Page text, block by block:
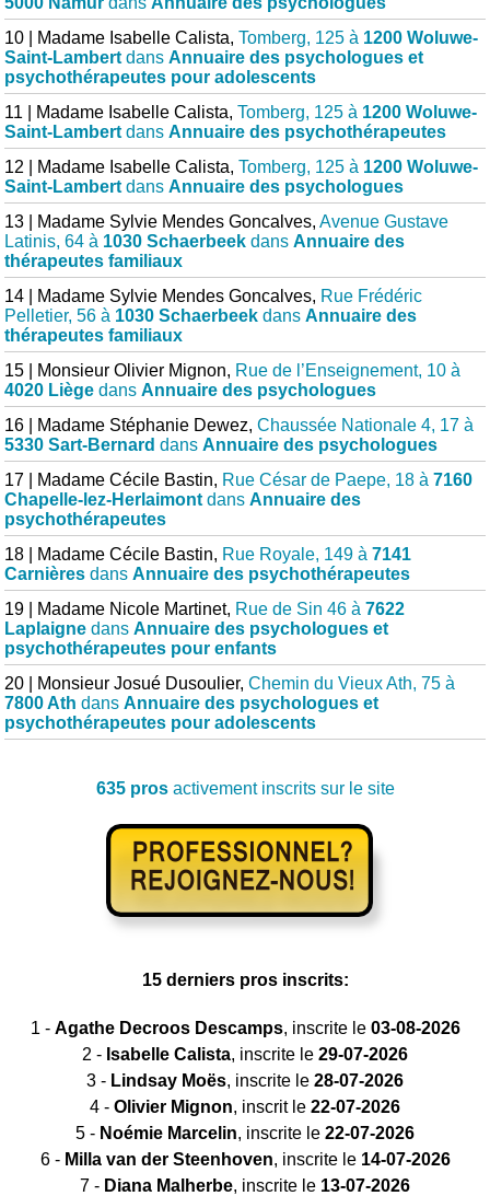
10 | Madame Isabelle Calista,Tomberg, 125 à 1200 Woluwe-
Saint-Lambert dansAnnuaire des psychologues et
psychothérapeutes pour adolescents
11 | Madame Isabelle Calista,Tomberg, 125 à 1200 Woluwe-
Saint-Lambert dansAnnuaire des psychothérapeutes
12 | Madame Isabelle Calista,Tomberg, 125 à 1200 Woluwe-
Saint-Lambert dansAnnuaire des psychologues
13 | Madame Sylvie Mendes Goncalves,Avenue Gustave
Latinis, 64 à 1030 Schaerbeek dansAnnuaire des
thérapeutes familiaux
14 | Madame Sylvie Mendes Goncalves, Rue Frédéric
Pelletier, 56 à 1030 Schaerbeek dansAnnuaire des
thérapeutes familiaux
15 | Monsieur Olivier Mignon, Rue de l’Enseignement, 10 à
4020 Liège dansAnnuaire des psychologues
16 | Madame Stéphanie Dewez,Chaussée Nationale 4, 17 à
5330 Sart-Bernard dansAnnuaire des psychologues
17 | Madame Cécile Bastin, Rue César de Paepe, 18 à7160
Chapelle-lez-Herlaimont dansAnnuaire des
psychothérapeutes
18 | Madame Cécile Bastin, Rue Royale, 149 à7141
Carnières dansAnnuaire des psychothérapeutes
19 | Madame Nicole Martinet, Rue de Sin 46 à7622
Laplaigne dansAnnuaire des psychologues et
psychothérapeutes pour enfants
20 | Monsieur Josué Dusoulier,Chemin du Vieux Ath, 75 à
7800 Ath dansAnnuaire des psychologues et
psychothérapeutes pour adolescents
635 prosactivement inscrits sur le site
15 derniers pros inscrits:
1 - Agathe Decroos Descamps, inscrite le 03-08-2026
2 - Isabelle Calista, inscrite le 29-07-2026
3 - Lindsay Moës, inscrite le 28-07-2026
4 - Olivier Mignon, inscrit le 22-07-2026
5 - Noémie Marcelin, inscrite le 22-07-2026
6 - Milla van der Steenhoven, inscrite le 14-07-2026
7 - Diana Malherbe, inscrite le 13-07-2026